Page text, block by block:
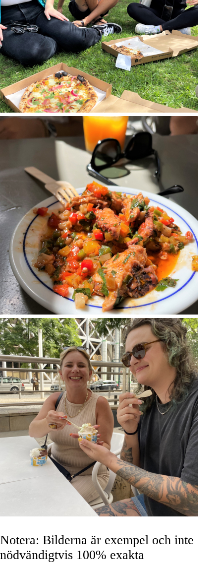
Notera: Bilderna är exempel och inte
nödvändigtvis 100% exakta